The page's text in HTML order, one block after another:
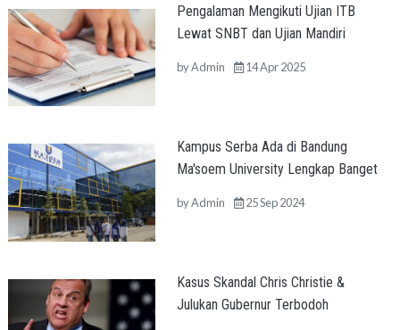
Pengalaman Mengikuti Ujian ITB
Lewat SNBT dan Ujian Mandiri
byAdmin 14 Apr 2025
Kampus Serba Ada di Bandung
Ma'soem University Lengkap Banget
byAdmin 25 Sep 2024
Kasus Skandal Chris Christie &
Julukan Gubernur Terbodoh